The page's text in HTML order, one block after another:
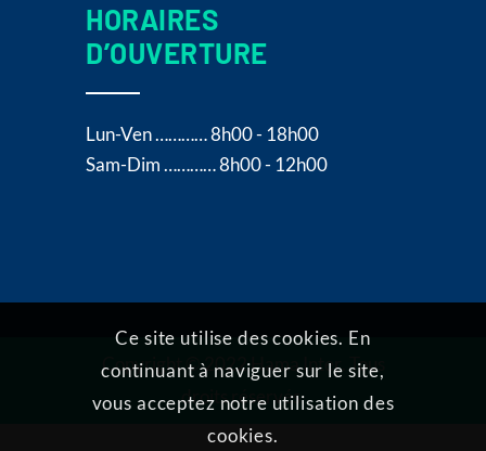
HORAIRES
D’OUVERTURE
Lun-Ven ………… 8h00 - 18h00
Sam-Dim ………… 8h00 - 12h00
Copyright © 2022Hama Inter. Tous
droits réservés.
Ce site utilise des cookies. En
continuant à naviguer sur le site,
vous acceptez notre utilisation des
cookies.